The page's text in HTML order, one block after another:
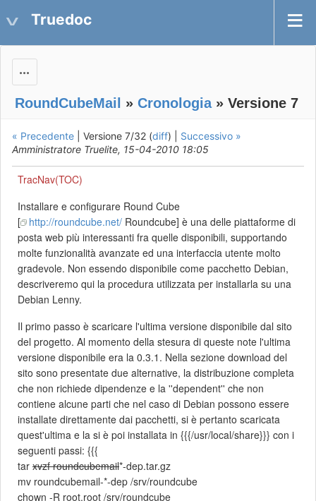
Truedoc
RoundCubeMail » Cronologia» Versione 7
« Precedente | Versione 7/32 (diff) | Successivo »
Amministratore Truelite, 15-04-2010 18:05
TracNav(TOC)
Installare e configurare Round Cube
[
http://roundcube.net/ Roundcube] è una delle piattaforme di
posta web più interessanti fra quelle disponibili, supportando
molte funzionalità avanzate ed una interfaccia utente molto
gradevole. Non essendo disponibile come pacchetto Debian,
descriveremo qui la procedura utilizzata per installarla su una
Debian Lenny.
Il primo passo è scaricare l'ultima versione disponibile dal sito
del progetto. Al momento della stesura di queste note l'ultima
versione disponibile era la 0.3.1. Nella sezione download del
sito sono presentate due alternative, la distribuzione completa
che non richiede dipendenze e la ''dependent'' che non
contiene alcune parti che nel caso di Debian possono essere
installate direttamente dai pacchetti, si è pertanto scaricata
quest'ultima e la si è poi installata in {{{/usr/local/share}}} con i
seguenti passi: {{{
tar xvzf roundcubemail*-dep.tar.gz
mv roundcubemail-*-dep /srv/roundcube
chown -R root.root /srv/roundcube